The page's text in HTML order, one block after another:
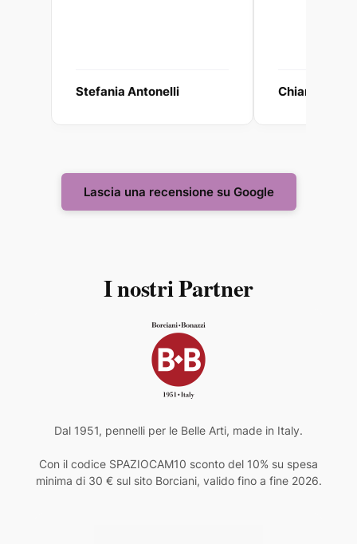
Stefania Antonelli Chiara
Lascia una recensione su Google
I nostri Partner
Dal 1951, pennelli per le Belle Arti, made in Italy.
Con il codice SPAZIOCAM10 sconto del 10% su spesa
minima di 30 € sul sito Borciani, valido fino a fine 2026.